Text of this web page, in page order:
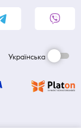
Українська